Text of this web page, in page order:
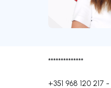
**************
+351 968 120 217 -